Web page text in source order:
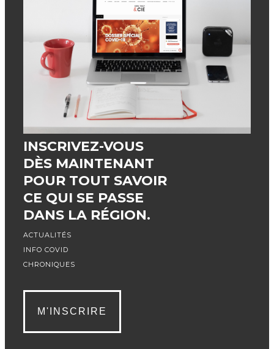
INSCRIVEZ-VOUS
DÈS MAINTENANT
POUR TOUT SAVOIR
CE QUI SE PASSE
DANS LA RÉGION.
ACTUALITÉS
INFO COVID
CHRONIQUES
M'INSCRIRE
Caza, c’est faire partie d’une
équipe de créatifs. C’est aussi
mettre à profit ses compétences
au sein d’une agence dynamique
en constante évolution. C’…
VOIR PLUS
SOREL-TRACY & CIE
AGENCE CAZA |
DESIGNER